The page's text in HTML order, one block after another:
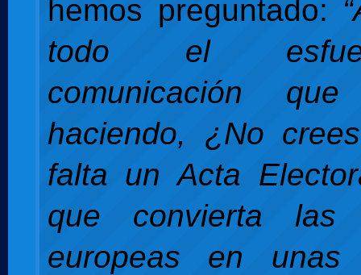
hemos preguntado:
todo el
comunicación
haciendo, ¿No
falta un Acta
que convierta las
europeas en unas